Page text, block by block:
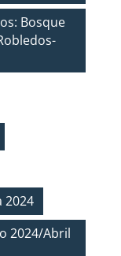
Bosque
2024
2024/Abril